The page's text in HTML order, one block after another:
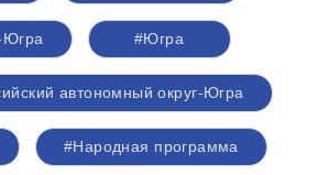
#Югра
автономный округ-Югра
#Народная программа